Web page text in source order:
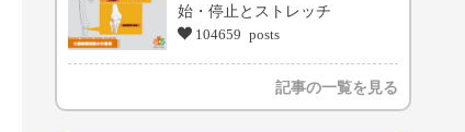
始・停止とストレッチ
104659 posts
記事の一覧を見る